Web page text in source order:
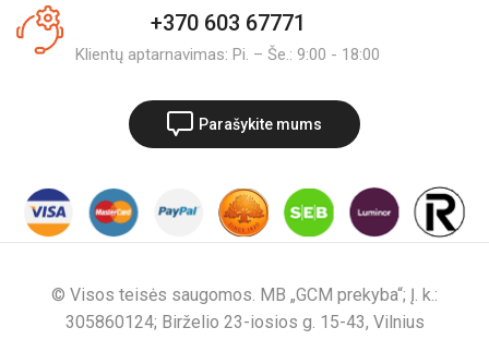
+370 603 67771
Klientų aptarnavimas: Pi. – Še.: 9:00 - 18:00
Parašykite mums
© Visos teisės saugomos. MB „GCM prekyba“; Į. k.:
305860124; Birželio 23-iosios g. 15-43, Vilnius